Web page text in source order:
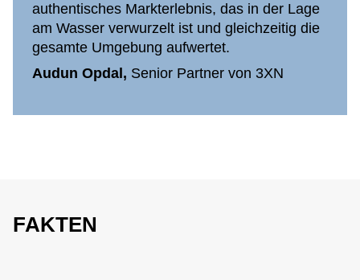
authentisches Markterlebnis, das in der Lage
am Wasser verwurzelt ist und gleichzeitig die
gesamte Umgebung aufwertet.
Audun Opdal, Senior Partner von 3XN
FAKTEN